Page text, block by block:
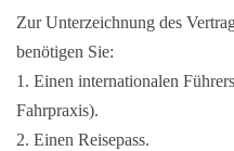
Zur Unterzeichnung des
benötigen Sie:
1. Einen internationalen
Fahrpraxis).
2. Einen Reisepass.